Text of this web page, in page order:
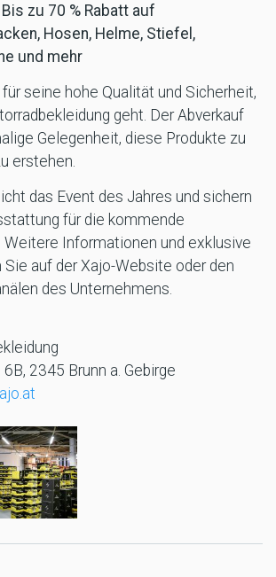
zu 70 % Rabatt auf
Hosen, Helme, Stiefel,
und mehr
seine hohe Qualität und Sicherheit,
geht. Der Abverkauf
Gelegenheit, diese Produkte zu
erstehen.
das Event des Jahres und sichern
für die kommende
Weitere Informationen und exklusive
auf der Xajo-Website oder den
des Unternehmens.
2345 Brunn a. Gebirge